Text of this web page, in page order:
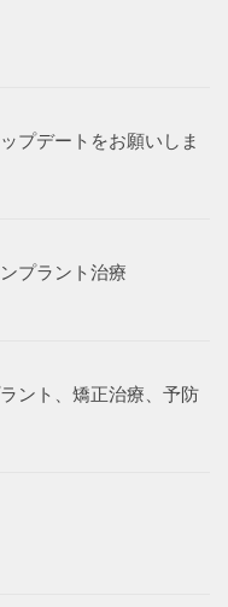
プデートをお願いしま
プラント治療
ント、矯正治療、予防